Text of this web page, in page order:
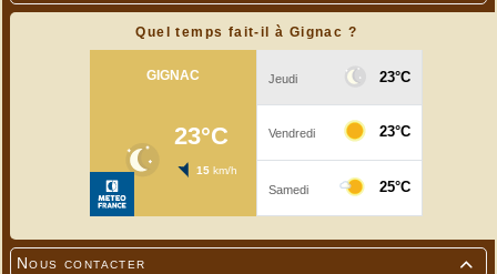
Quel temps fait-il à Gignac ?

Nous contacter